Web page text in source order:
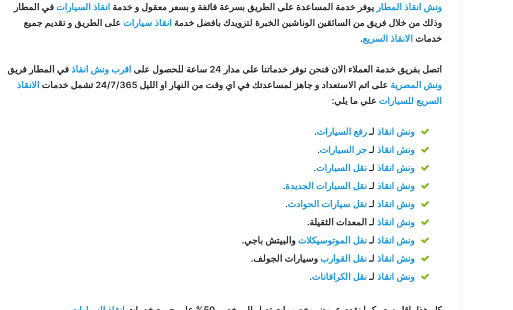
ونش انقاذ المطار يوفر خدمة المساعدة على الطريق بسرعة فائفة و بسعر معقول و خدمة انقاذ السيارات في المطار
وذلك من خلال فريق من السائقين الوناشين الخبرة لتزويدك بافضل خدمة انقاذ سيارات على الطريق و تقديم جميع
خدمات الانقاذ السريع.
اتصل بفريق خدمة العملاء الان فنحن نوفر خدماتنا على مدار 24 ساعة للحصول على اقرب ونش انقاذ في المطار فريق
ونش المصرية على اتم الاستعداد و جاهز لمساعدتك في اي وقت من النهار او الليل 24/7/365 تشمل خدمات
الانقاذ
السريع للسيارات علي ما يلي:
ونش انقاذ لـرفع السيارات.
ونش انقاذ لـجر السيارات.
ونش انقاذ لـنقل السيارات.
ونش انقاذ لـنقل السيارات الجديدة.
ونش انقاذ لـنقل سيارات الحوادث.
ونش انقاذ لـ المعدات الثقيلة.
ونش انقاذ لـنقل الموتوسيكلات والبيتش باجي.
ونش انقاذ لـنقل القوارب وسيارات الجولف.
ونش انقاذ لـنقل الكرافانات.